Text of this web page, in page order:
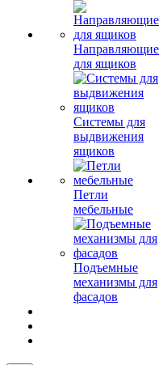
Направляющие
для ящиков
Системы для
выдвижения
ящиков
Петли
мебельные
Подъемные
механизмы для
фасадов